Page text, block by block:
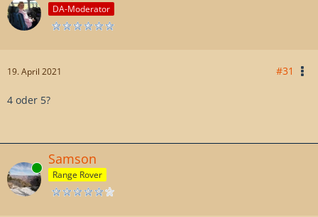
DA-Moderator
19. April 2021 #31
4 oder 5?
Online
Samson
Range Rover